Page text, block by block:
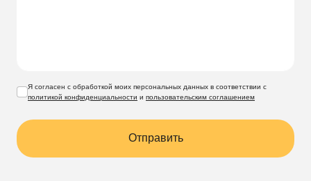
Я согласен с обработкой моих персональных данных в соответствии с
политикой конфиденциальности и пользовательским соглашением
Отправить